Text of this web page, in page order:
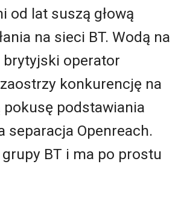
od lat suszą głową
na sieci BT. Wodą na
brytyjski operator
konkurencję na
pokusę podstawiania
Openreach.
BT i ma po prostu